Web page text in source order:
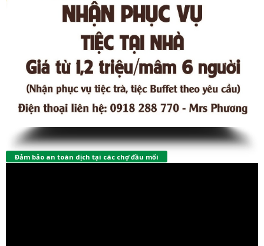
Đảm bảo an toàn dịch tại các chợ đầu mối